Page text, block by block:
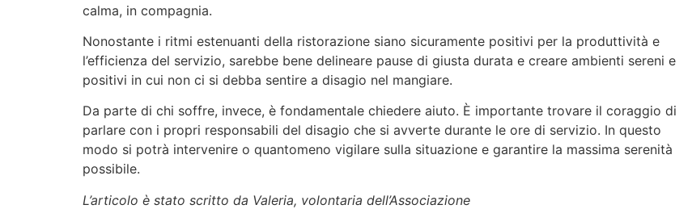
calma, in compagnia.
Nonostante i ritmi estenuanti della ristorazione siano sicuramente positivi per la produttività e
l’efficienza del servizio, sarebbe bene delineare pause di giusta durata e creare ambienti sereni e
positivi in cui non ci si debba sentire a disagio nel mangiare.
Da parte di chi soffre, invece, è fondamentale chiedere aiuto. È importante trovare il coraggio di
parlare con i propri responsabili del disagio che si avverte durante le ore di servizio. In questo
modo si potrà intervenire o quantomeno vigilare sulla situazione e garantire la massima serenità
possibile.
L’articolo è stato scritto da Valeria, volontaria dell’Associazione